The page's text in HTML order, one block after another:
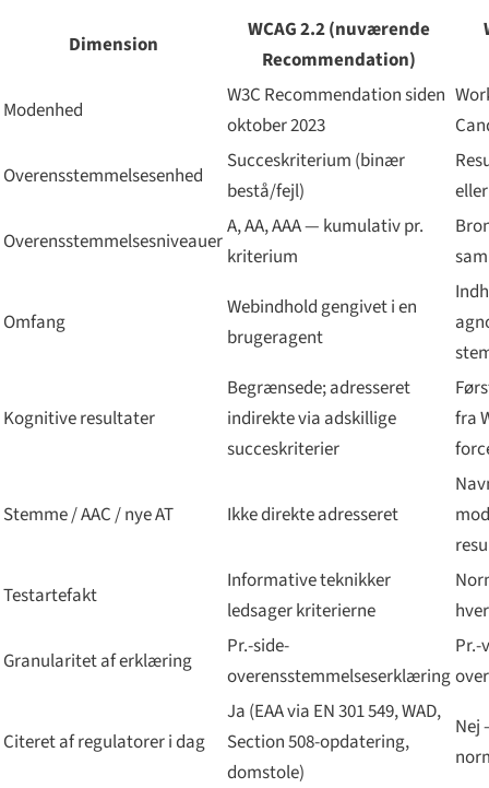
Dimension
WCAG 2.2 (nuværende
Recommendation)
Modenhed
W3C Recommendation siden
oktober 2023
Overensstemmelses­enhed
Succeskriterium (binær
bestå/fejl)
Overensstemmelses­niveauer
A, AA, AAA — kumulativ pr.
kriterium
Omfang
Webindhold gengivet i en
brugeragent
Kognitive resultater
Begrænsede; adresseret
indirekte via adskillige
succeskriterier
fra
Stemme / AAC / nye AT Ikke direkte adresseret
Testartefakt
Informative teknikker
ledsager kriterierne
Granularitet af erklæring
Pr.-side-
overensstemmelseserklæring
Pr.-
Citeret af regulatorer i dag
Ja (EAA via EN 301 549, WAD,
Section 508-opdatering,
domstole)
Nej